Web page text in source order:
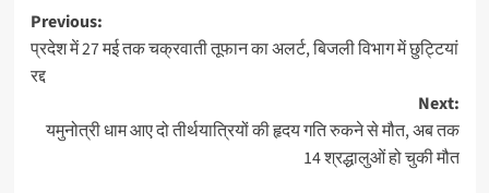
Previous:
प्रदेश में 27 मई तक चक्रवाती तूफान का अलर्ट, बिजली विभाग में छुट्टियां
रद्द
Next:
यमुनोत्री धाम आए दो तीर्थयात्रियों की हृदय गति रुकने से मौत, अब तक
14 श्रद्धालुओं हो चुकी मौत